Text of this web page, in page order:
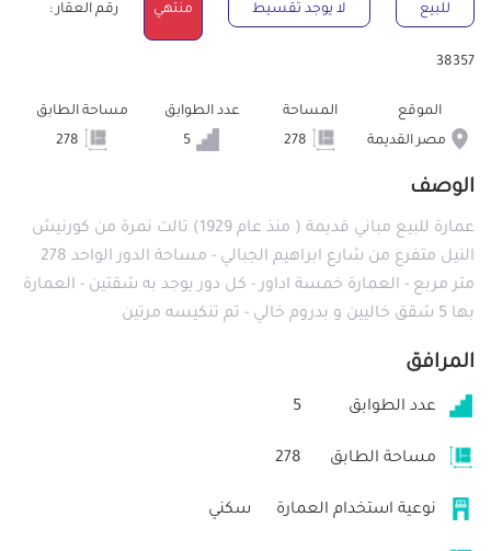
للبيع لا يوجد تقسيط منتهي رقم العقار :
38357
الموقع
مصر القديمة
المساحة
عدد الطوابق
5
مساحة الطابق
الوصف
عمارة للبيع مباني قديمة ( منذ عام 1929) تالت نمرة من كورنيش
النيل متفرع من شارع ابراهيم الجبالي - مساحة الدور الواحد 278
متر مربع - العمارة خمسة اداور - كل دور يوجد به شقتين - العمارة
بها 5 شقق خاليين و بدروم خالي - تم تنكيسه مرتين
المرافق
عدد الطوابق 5
مساحة الطابق 278
نوعية استخدام العمارة سكني